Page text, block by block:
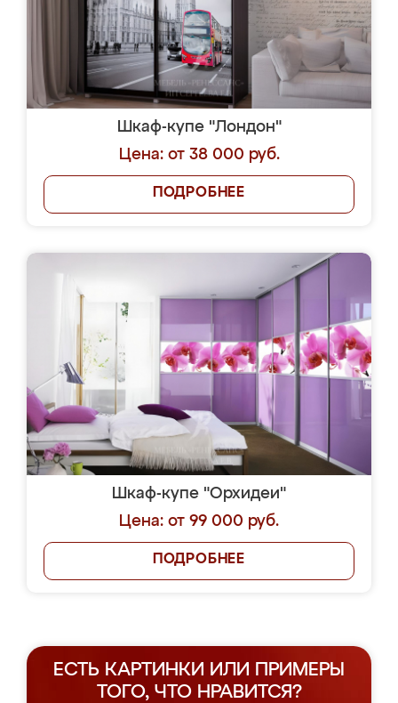
Шкаф-купе "Лондон"
Цена: от 38 000 руб.
ПОДРОБНЕЕ
Шкаф-купе "Орхидеи"
Цена: от 99 000 руб.
ПОДРОБНЕЕ
ЕСТЬ КАРТИНКИ ИЛИ ПРИМЕРЫ
ТОГО, ЧТО НРАВИТСЯ?